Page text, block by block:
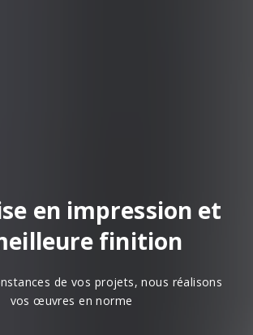
en impression et
finition
de vos projets, nous réalisons
vos œuvres en norme